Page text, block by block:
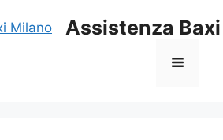
Assistenza
Menu